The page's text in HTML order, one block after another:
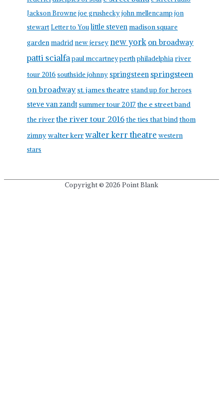
Jackson Browne joe grusheckyjohn mellencamp jon
stewartLetter to Youlittle stevenmadison square
gardenmadridnew jerseynew york on broadway
patti scialfapaul mccartneyperthphiladelphiariver
tour 2016southside johnny springsteen springsteen
on broadway st. james theatre stand up for heroes
steve van zandt summer tour 2017 the e street band
the riverthe river tour 2016the ties that bindthom
zimnywalter kerrwalter kerr theatre western
stars
Copyright © 2026 Point Blank